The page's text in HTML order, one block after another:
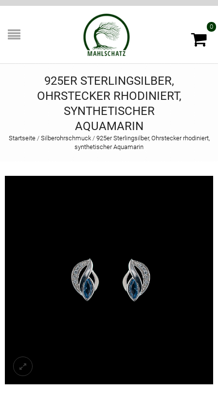
0
925ER STERLINGSILBER,
OHRSTECKER RHODINIERT,
SYNTHETISCHER
AQUAMARIN
Startseite / Silberohrschmuck /925er Sterlingsilber, Ohrstecker rhodiniert,
synthetischer Aquamarin